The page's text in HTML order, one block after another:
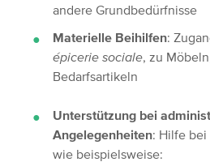
andere Grundbedürfnisse
Materielle Beihilfen:
épicerie sociale, zu
Bedarfsartikeln
Unterstützung bei
Angelegenheiten: Hilfe
wie beispielsweise: